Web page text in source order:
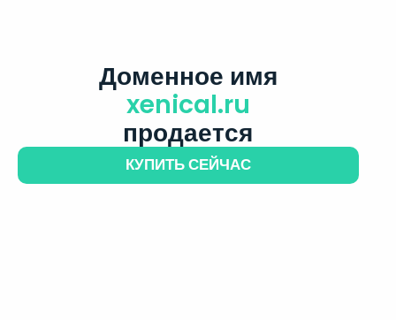
Доменное имя
xenical.ru
продается
КУПИТЬ СЕЙЧАС